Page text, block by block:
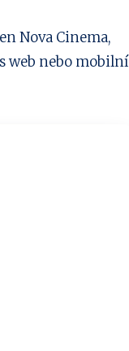
Nova Cinema,
web nebo mobilní